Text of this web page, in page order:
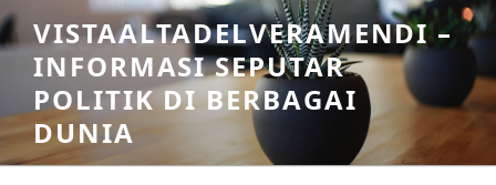
Skip
to
content
VISTAALTADELVERAMENDI –
INFORMASI SEPUTAR
POLITIK DI BERBAGAI
DUNIA